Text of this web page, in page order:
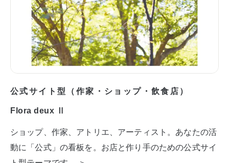
公式サイト型（作家・ショップ・飲食店）
Flora deux Ⅱ
ショップ、作家、アトリエ、アーティスト。あなたの活
動に「公式」の看板を。お店と作り手のための公式サイ